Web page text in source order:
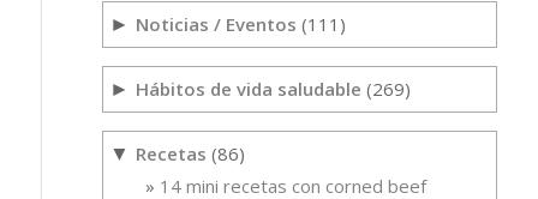
► Noticias / Eventos (111)
► Hábitos de vida saludable (269)
▼ Recetas (86)
14 mini recetas con corned beef